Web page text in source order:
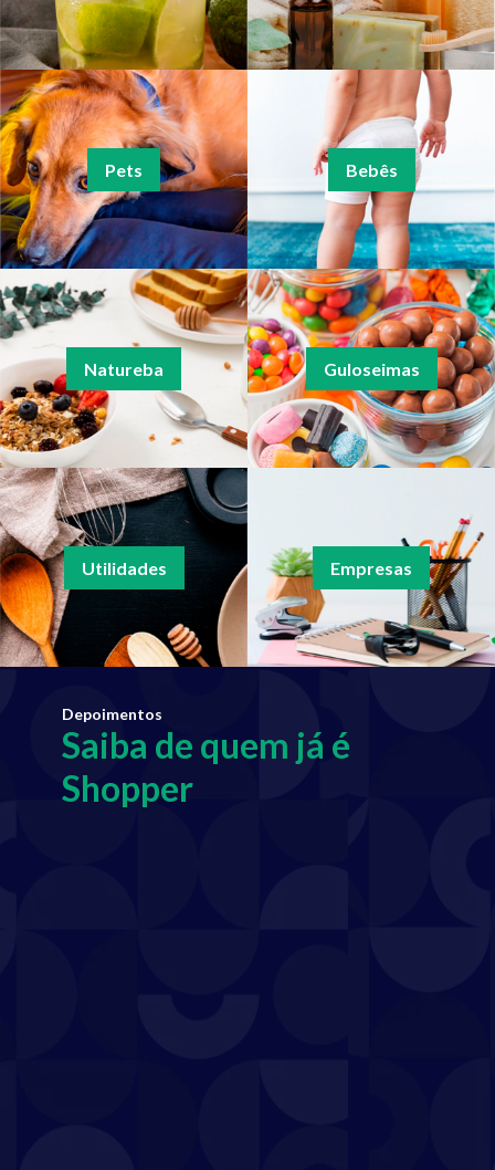
Pets Bebês
Natureba Guloseimas
Utilidades Empresas
Depoimentos
Saiba de quem já é
Shopper